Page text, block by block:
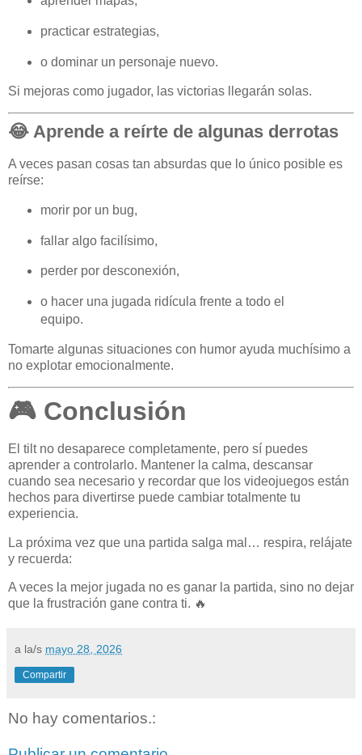
practicar estrategias,
o dominar un personaje nuevo.
Si mejoras como jugador, las victorias llegarán solas.
😂 Aprende a reírte de algunas derrotas
A veces pasan cosas tan absurdas que lo único posible es
reírse:
morir por un bug,
fallar algo facilísimo,
perder por desconexión,
o hacer una jugada ridícula frente a todo el
equipo.
Tomarte algunas situaciones con humor ayuda muchísimo a
no explotar emocionalmente.
🎮 Conclusión
El tilt no desaparece completamente, pero sí puedes
aprender a controlarlo. Mantener la calma, descansar
cuando sea necesario y recordar que los videojuegos están
hechos para divertirse puede cambiar totalmente tu
experiencia.
La próxima vez que una partida salga mal… respira, relájate
y recuerda:
A veces la mejor jugada no es ganar la partida, sino no dejar
que la frustración gane contra ti. 🔥
a la/s mayo 28, 2026
Compartir
No hay comentarios.: